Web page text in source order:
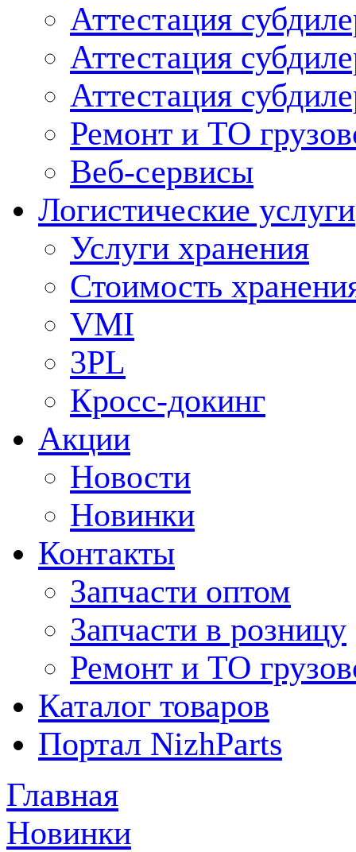
Аттестация
Аттестация
Аттестация
Ремонт и ТО
Веб-сервисы
Логистические услуги
Услуги хранения
Стоимость
VMI
3PL
Кросс-докинг
Акции
Новости
Новинки
Контакты
Запчасти оптом
Запчасти в розницу
Ремонт и ТО
Каталог товаров
Портал NizhParts
Главная
Новинки